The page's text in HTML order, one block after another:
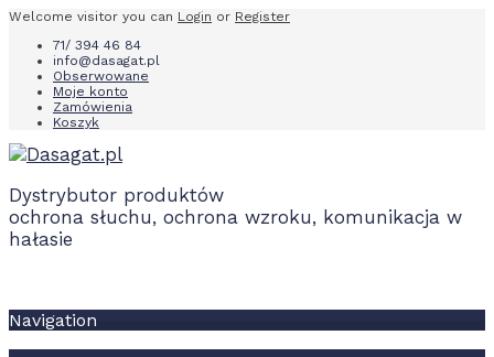
Welcome visitor you can Login or Register
71/ 394 46 84
info@dasagat.pl
Obserwowane
Moje konto
Zamówienia
Koszyk
Dystrybutor produktów
ochrona słuchu, ochrona wzroku, komunikacja w
hałasie
Navigation